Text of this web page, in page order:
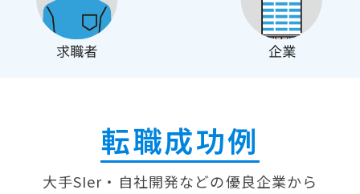
転職成功例
大手SIer・自社開発などの優良企業から